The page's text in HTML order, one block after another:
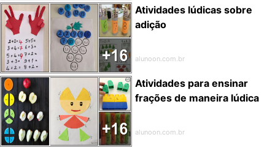
Atividades lúdicas sobre
adição
alunoon.com.br
Atividades para ensinar
frações de maneira lúdica
alunoon.com.br